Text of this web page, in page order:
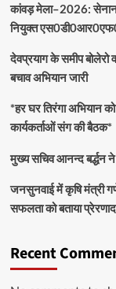
कांवड़ मेला–2026:
नियुक्त एस0डी0आर0एफ0
देवप्रयाग के समीप बोलेरो
बचाव अभियान जारी
*हर घर तिरंगा अभियान
कार्यकर्ताओं संग की बैठक*
मुख्य सचिव आनन्द बर्द्धन ने
जनसुनवाई में कृषि मंत्री
सफलता को बताया
Recent